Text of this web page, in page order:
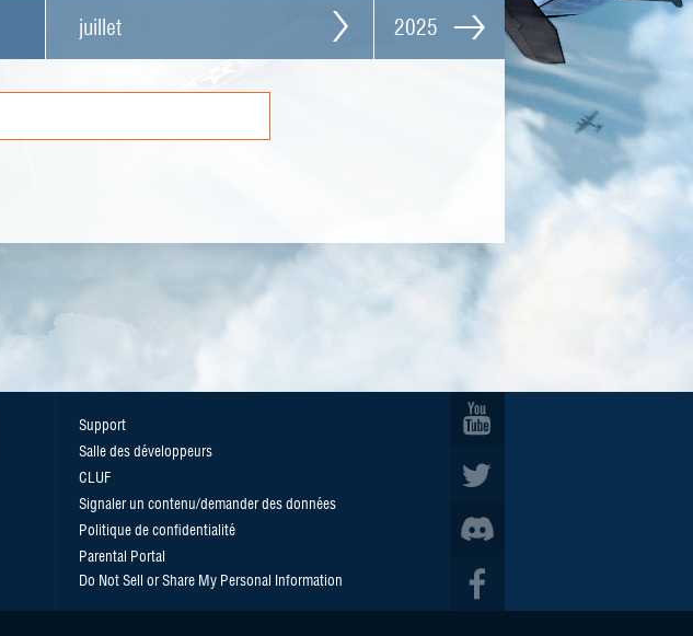
juillet 2025
Support
Salle des développeurs
CLUF
Signaler un contenu/demander des données
Politique de confidentialité
Parental Portal
Do Not Sell or Share My Personal Information